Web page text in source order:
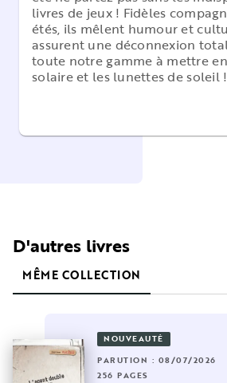
livres de jeux ! Fidèles
étés, ils mêlent humour et
assurent une déconnexion
toute notre gamme à mettre
solaire et les lunettes de soleil !
D'autres livres
MÊME COLLECTION
NOUVEAUTÉ
PARUTION : 08/07/2026
256 PAGES